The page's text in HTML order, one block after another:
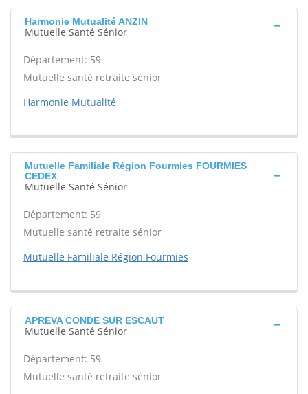
Harmonie Mutualité ANZIN
Mutuelle Santé Sénior
Département: 59
Mutuelle santé retraite sénior
Harmonie Mutualité
Mutuelle Familiale Région Fourmies FOURMIES
CEDEX
Mutuelle Santé Sénior
Département: 59
Mutuelle santé retraite sénior
Mutuelle Familiale Région Fourmies
APREVA CONDE SUR ESCAUT
Mutuelle Santé Sénior
Département: 59
Mutuelle santé retraite sénior